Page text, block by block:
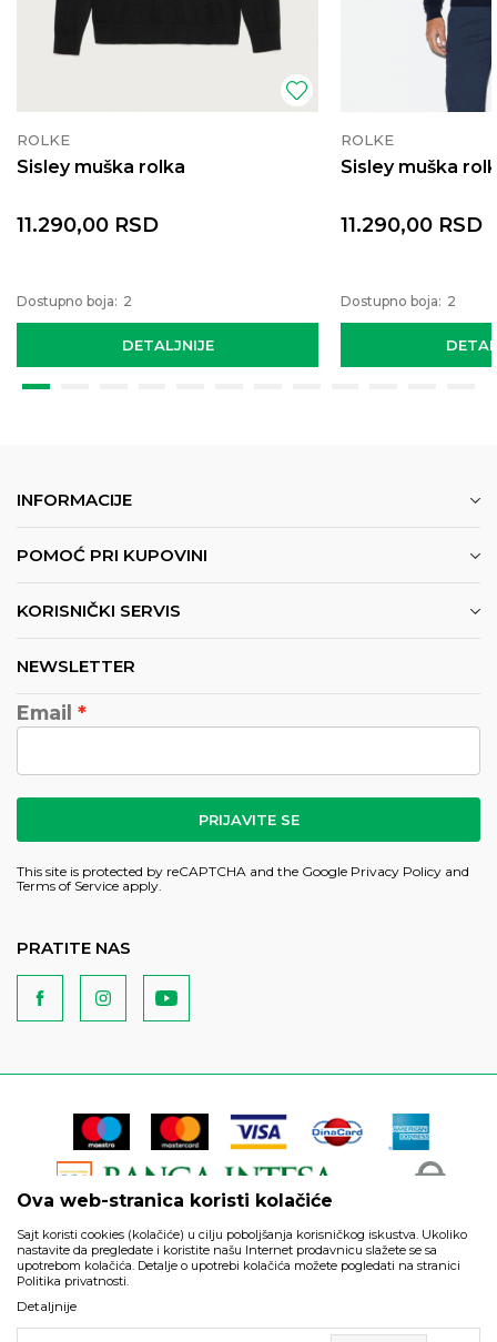
ROLKE
Sisley muška rolka
DETALJNIJE
11.290,00 RSD
Dostupno boja: 2
ROLKE
Sisley muška
11.290,00 RSD
Dostupno boja: 2
INFORMACIJE
POMOĆ PRI KUPOVINI
KORISNIČKI SERVIS
NEWSLETTER
Email
PRIJAVITE SE
This site is protected by reCAPTCHA and the Google Privacy Policy and
Terms of Service apply.
PRATITE NAS
artikli prikazani na sajtu su deo naše ponude i ne podrazumeva
da su dostupni u svakom trenutku.
Ova web-stranica koristi kolačiće
Sajt koristi cookies (kolačiće) u cilju poboljšanja korisničkog iskustva. Ukoliko
nastavite da pregledate i koristite našu Internet prodavnicu slažete se sa
upotrebom kolačića. Detalje o upotrebi kolačića možete pogledati na stranici
Politika privatnosti.
Detaljnije